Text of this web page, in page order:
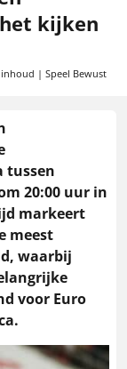
kijken
| Speel Bewust
tussen
20:00 uur in
markeert
meest
waarbij
voor Euro